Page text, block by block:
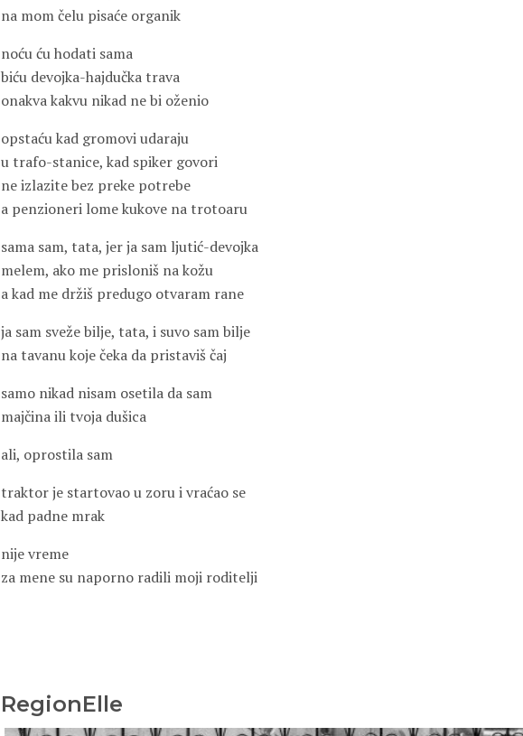
na mom čelu pisaće organik
noću ću hodati sama
biću devojka-hajdučka trava
onakva kakvu nikad ne bi oženio
opstaću kad gromovi udaraju
u trafo-stanice, kad spiker govori
ne izlazite bez preke potrebe
a penzioneri lome kukove na trotoaru
sama sam, tata, jer ja sam ljutić-devojka
melem, ako me prisloniš na kožu
a kad me držiš predugo otvaram rane
ja sam sveže bilje, tata, i suvo sam bilje
na tavanu koje čeka da pristaviš čaj
samo nikad nisam osetila da sam
majčina ili tvoja dušica
ali, oprostila sam
traktor je startovao u zoru i vraćao se
kad padne mrak
nije vreme
za mene su naporno radili moji roditelji
RegionElle